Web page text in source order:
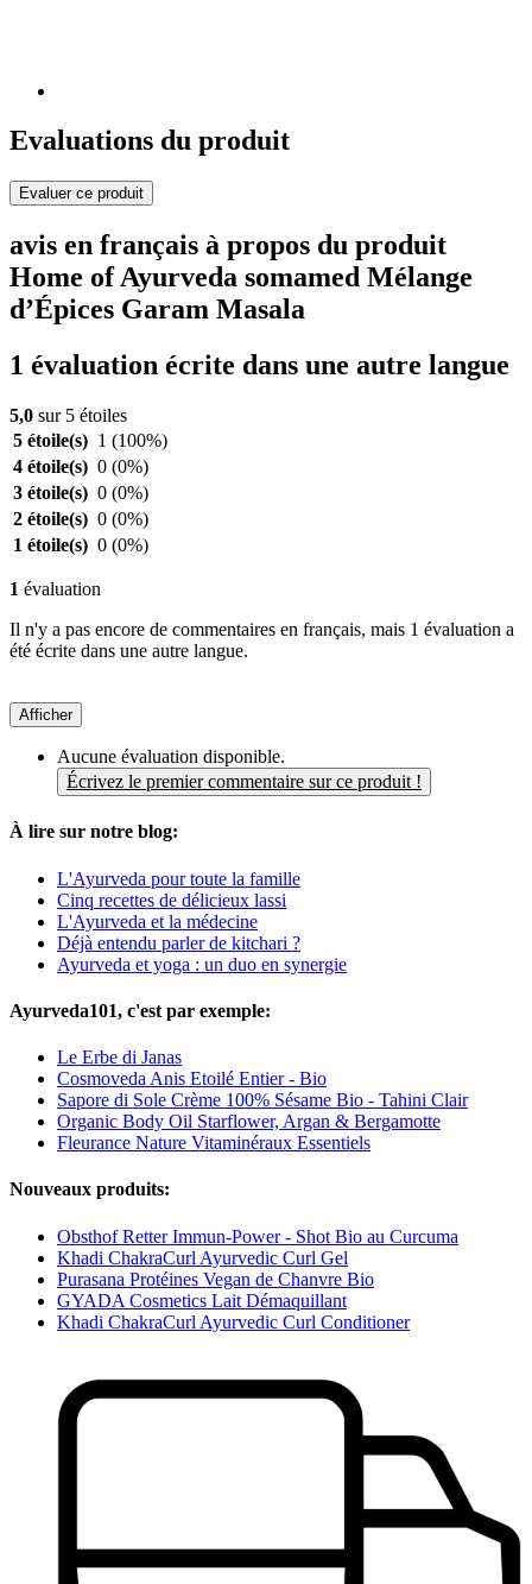
Evaluations du produit
Evaluer ce produit
avis en français à propos du produit
Home of Ayurveda somamed Mélange
d’Épices Garam Masala
1 évaluation écrite dans une autre langue
5,0 sur 5 étoiles
5 étoile(s) 1 (100%)
4 étoile(s) 0 (0%)
3 étoile(s) 0 (0%)
2 étoile(s) 0 (0%)
1 étoile(s) 0 (0%)
1 évaluation
Il n'y a pas encore de commentaires en français, mais 1 évaluation a
été écrite dans une autre langue.
Afficher
Aucune évaluation disponible.
Écrivez le premier commentaire sur ce produit !
À lire sur notre blog:
L'Ayurveda pour toute la famille
Cinq recettes de délicieux lassi
L'Ayurveda et la médecine
Déjà entendu parler de kitchari ?
Ayurveda et yoga : un duo en synergie
Ayurveda101, c'est par exemple:
Le Erbe di Janas
Cosmoveda Anis Etoilé Entier - Bio
Sapore di Sole Crème 100% Sésame Bio - Tahini Clair
Organic Body Oil Starflower, Argan & Bergamotte
Fleurance Nature Vitaminéraux Essentiels
Nouveaux produits:
Obsthof Retter Immun-Power - Shot Bio au Curcuma
Khadi ChakraCurl Ayurvedic Curl Gel
Purasana Protéines Vegan de Chanvre Bio
GYADA Cosmetics Lait Démaquillant
Khadi ChakraCurl Ayurvedic Curl Conditioner